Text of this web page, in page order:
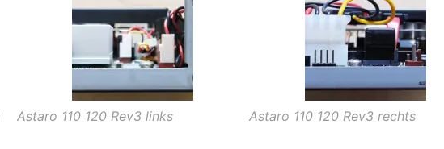
Astaro 110 120 Rev3 links Astaro 110 120 Rev3 rechts